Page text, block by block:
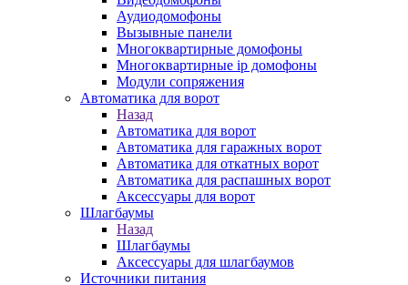
Аудиодомофоны
Вызывные панели
Многоквартирные домофоны
Многоквартирные ip домофоны
Модули сопряжения
Автоматика для ворот
Назад
Автоматика для ворот
Автоматика для гаражных ворот
Автоматика для откатных ворот
Автоматика для распашных ворот
Аксессуары для ворот
Шлагбаумы
Назад
Шлагбаумы
Аксессуары для шлагбаумов
Источники питания